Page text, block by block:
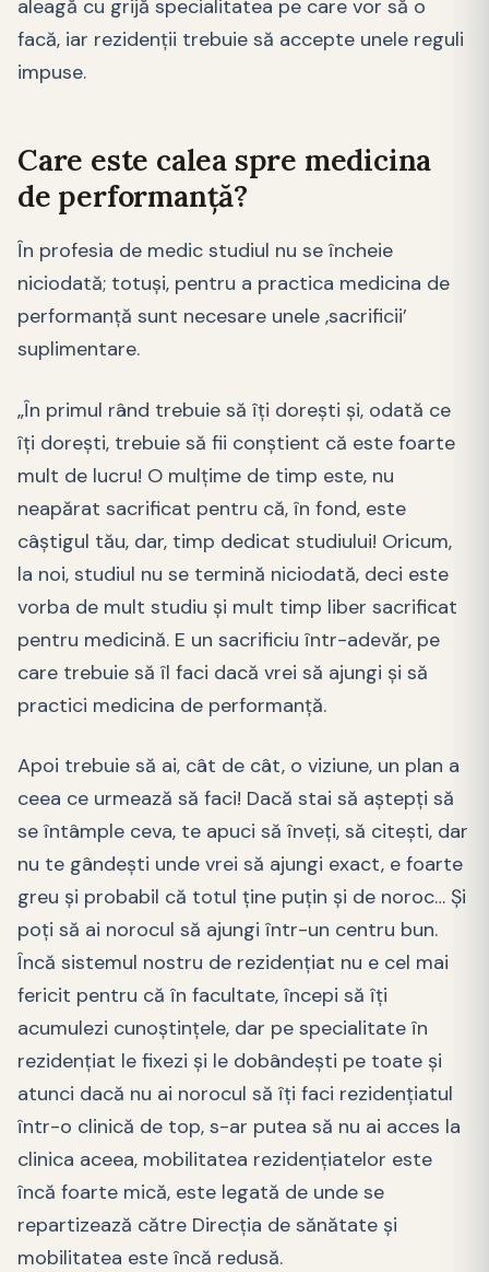
aleagă cu grijă specialitatea pe care vor să o
facă, iar rezidenții trebuie să accepte unele reguli
impuse.
Care este calea spre medicina
de performanță?
În profesia de medic studiul nu se încheie
niciodată; totuși, pentru a practica medicina de
performanță sunt necesare unele ‚sacrificii’
suplimentare.
„În primul rând trebuie să îți dorești și, odată ce
îți dorești, trebuie să fii conștient că este foarte
mult de lucru! O mulțime de timp este, nu
neapărat sacrificat pentru că, în fond, este
câștigul tău, dar, timp dedicat studiului! Oricum,
la noi, studiul nu se termină niciodată, deci este
vorba de mult studiu și mult timp liber sacrificat
pentru medicină. E un sacrificiu într-adevăr, pe
care trebuie să îl faci dacă vrei să ajungi și să
practici medicina de performanță.
Apoi trebuie să ai, cât de cât, o viziune, un plan a
ceea ce urmează să faci! Dacă stai să aștepți să
se întâmple ceva, te apuci să înveți, să citești, dar
nu te gândești unde vrei să ajungi exact, e foarte
greu și probabil că totul ține puțin și de noroc… Și
poți să ai norocul să ajungi într-un centru bun.
Încă sistemul nostru de rezidențiat nu e cel mai
fericit pentru că în facultate, începi să îți
acumulezi cunoștințele, dar pe specialitate în
rezidențiat le fixezi și le dobândești pe toate și
atunci dacă nu ai norocul să îți faci rezidențiatul
într-o clinică de top, s-ar putea să nu ai acces la
clinica aceea, mobilitatea rezidențiatelor este
încă foarte mică, este legată de unde se
repartizează către Direcția de sănătate și
mobilitatea este încă redusă.